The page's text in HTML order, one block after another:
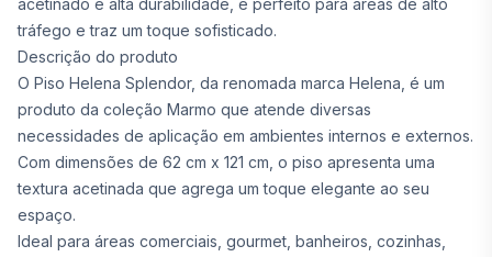
acetinado e alta durabilidade, é perfeito para áreas de alto
tráfego e traz um toque sofisticado.
Descrição do produto
O Piso Helena Splendor, da renomada marca Helena, é um
produto da coleção Marmo que atende diversas
necessidades de aplicação em ambientes internos e externos.
Com dimensões de 62 cm x 121 cm, o piso apresenta uma
textura acetinada que agrega um toque elegante ao seu
espaço.
Ideal para áreas comerciais, gourmet, banheiros, cozinhas,